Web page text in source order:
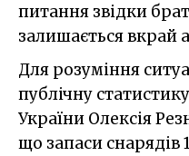
питання звідки
залишається вкрай
Для розуміння
публічну
України Олексія
що запаси снарядів